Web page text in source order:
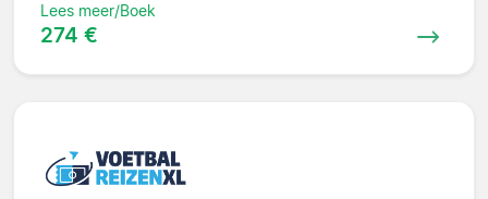
Lees meer/Boek
274 €